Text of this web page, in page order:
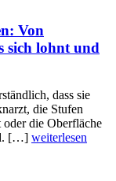
Von
sich lohnt und
dass sie
die Stufen
die Oberfläche
[…] weiterlesen